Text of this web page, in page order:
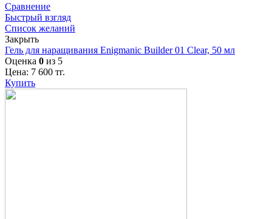
Сравнение
Быстрый взгляд
Список желаний
Закрыть
Гель для наращивания Enigmanic Builder 01 Clear, 50 мл
Оценка 0 из 5
Цена: 7 600 тг.
Купить